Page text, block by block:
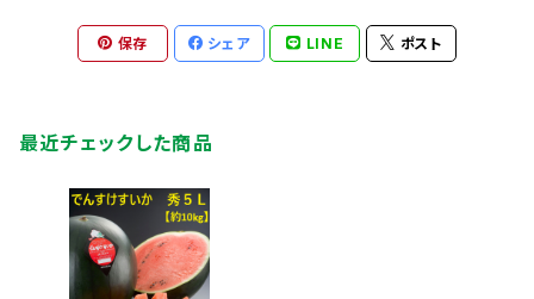
保存 シェア LINE ポスト
最近チェックした商品